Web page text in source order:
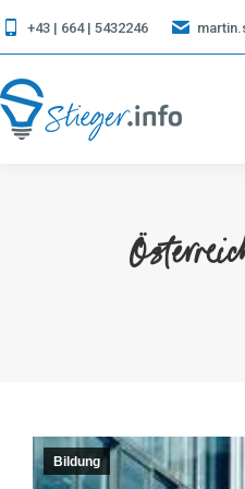
+43 | 664 | 5432246
Bildung